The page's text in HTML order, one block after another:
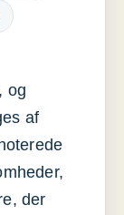
og
af
der